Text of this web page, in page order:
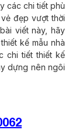
các chi tiết phù
đẹp vượt thời
viết này, hãy
kế mẫu nhà
chi tiết thiết kế
dựng nên ngôi